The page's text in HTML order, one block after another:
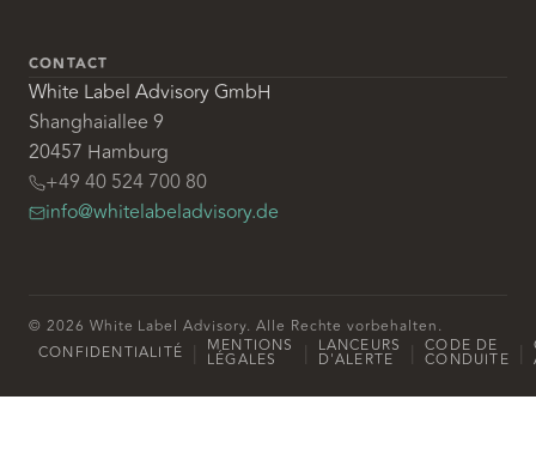
CONTACT
White Label Advisory GmbH
Shanghaiallee 9
20457 Hamburg
+49 40 524 700 80
info@whitelabeladvisory.de
© 2026 White Label Advisory. Alle Rechte vorbehalten.
CONFIDENTIALITÉ
MENTIONS
LÉGALES
LANCEURS
D'ALERTE
CODE DE
CONDUITE